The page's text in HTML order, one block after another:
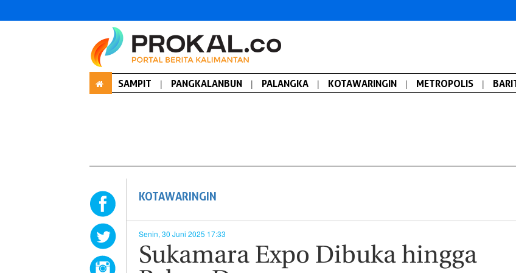
SAMPIT | PANGKALANBUN | PALANGKA | KOTAWARINGIN | METROPOLIS |
KOTAWARINGIN
Senin, 30 Juni 2025 17:33
Sukamara Expo Dibuka hingga